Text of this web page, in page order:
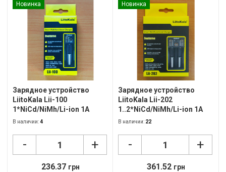
Новинка
Зарядное устройство
LiitoKala Lii-100
1*NiCd/NiMh/Li-ion 1A
В наличии:4
- +
236.37 грн
Новинка
Зарядное устройство
LiitoKala Lii-202
1..2*NiCd/NiMh/Li-ion 1A
В наличии: 22
- +
361.52 грн